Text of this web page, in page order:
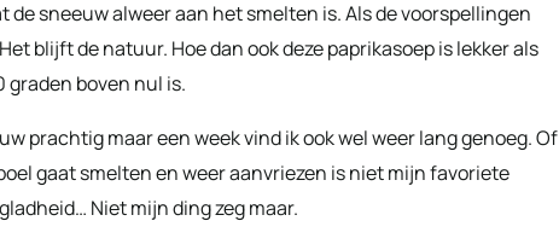
sneeuw alweer aan het smelten is. Als de voorspellingen
blijft de natuur. Hoe dan ook deze paprikasoep is lekker als
graden boven nul is.
prachtig maar een week vind ik ook wel weer lang genoeg. Of
gaat smelten en weer aanvriezen is niet mijn favoriete
Niet mijn ding zeg maar.